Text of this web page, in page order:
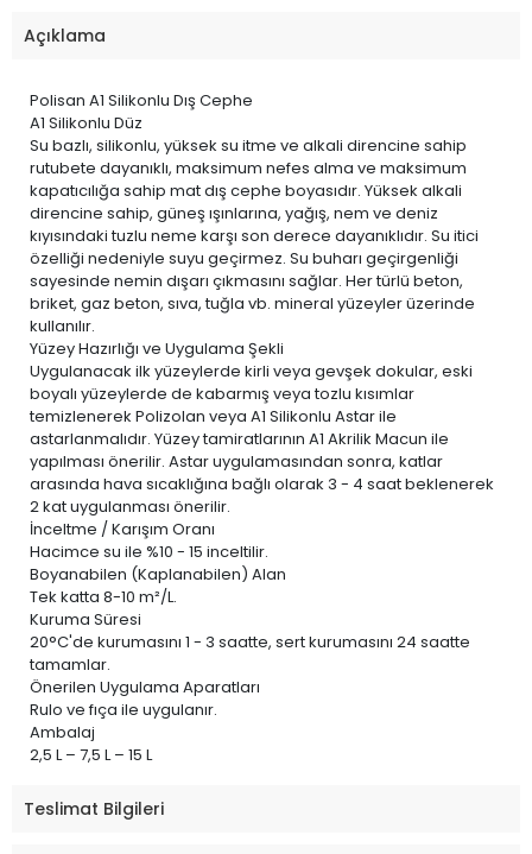
Açıklama
Polisan A1 Silikonlu Dış Cephe
A1 Silikonlu Düz
Su bazlı, silikonlu, yüksek su itme ve alkali direncine sahip
rutubete dayanıklı, maksimum nefes alma ve maksimum
kapatıcılığa sahip mat dış cephe boyasıdır. Yüksek alkali
direncine sahip, güneş ışınlarına, yağış, nem ve deniz
kıyısındaki tuzlu neme karşı son derece dayanıklıdır. Su itici
özelliği nedeniyle suyu geçirmez. Su buharı geçirgenliği
sayesinde nemin dışarı çıkmasını sağlar. Her türlü beton,
briket, gaz beton, sıva, tuğla vb. mineral yüzeyler üzerinde
kullanılır.
Yüzey Hazırlığı ve Uygulama Şekli
Uygulanacak ilk yüzeylerde kirli veya gevşek dokular, eski
boyalı yüzeylerde de kabarmış veya tozlu kısımlar
temizlenerek Polizolan veya A1 Silikonlu Astar ile
astarlanmalıdır. Yüzey tamiratlarının A1 Akrilik Macun ile
yapılması önerilir. Astar uygulamasından sonra, katlar
arasında hava sıcaklığına bağlı olarak 3 - 4 saat beklenerek
2 kat uygulanması önerilir.
İnceltme / Karışım Oranı
Hacimce su ile %10 - 15 inceltilir.
Boyanabilen (Kaplanabilen) Alan
Tek katta 8-10 m²/L.
Kuruma Süresi
20°C'de kurumasını 1 - 3 saatte, sert kurumasını 24 saatte
tamamlar.
Önerilen Uygulama Aparatları
Rulo ve fıça ile uygulanır.
Ambalaj
2,5 L – 7,5 L – 15 L
Teslimat Bilgileri